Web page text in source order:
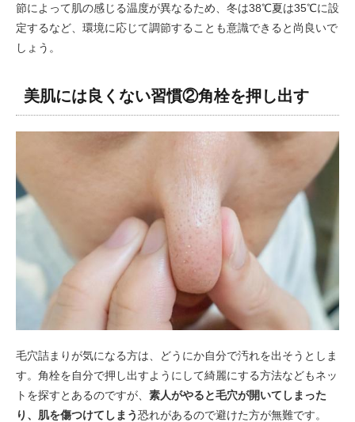
節によって肌の感じる温度が異なるため、冬は38℃夏は35℃に設
定するなど、環境に応じて調節することも意識できると尚良いで
しょう。
美肌には良くない習慣②角栓を押し出す
毛穴詰まりが気になる方は、どうにか自分で汚れを出そうとしま
す。角栓を自分で押し出すようにして綺麗にする方法などもネッ
トを探すとあるのですが、 素人がやると毛穴が開いてしまった
り、肌を傷つけてしまう恐れがあるので避けた方が無難です。